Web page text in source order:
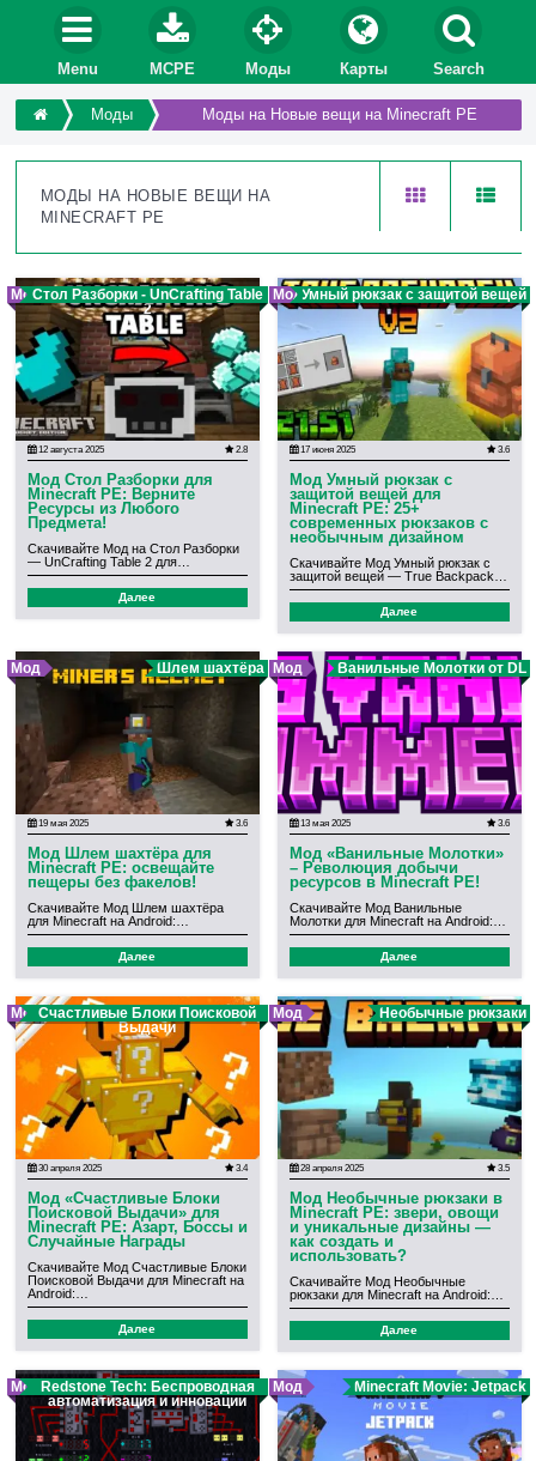
Menu MCPE Моды Карты Search
Моды Моды на Новые вещи на Minecraft PE
МОДЫ НА НОВЫЕ ВЕЩИ НА
MINECRAFT PE
МодСтол Разборки - UnCrafting Table
2
12 августа 2025 2.8
Мод Стол Разборки для
Minecraft PE: Верните
Ресурсы из Любого
Предмета!
Скачивайте Мод на Стол Разборки
— UnCrafting Table 2 для…
Далее
МодУмный рюкзак с защитой вещей
17 июня 2025 3.6
Мод Умный рюкзак с
защитой вещей для
Minecraft PE: 25+
современных рюкзаков с
необычным дизайном
Скачивайте Мод Умный рюкзак с
защитой вещей — True Backpack…
Далее
Мод Шлем шахтёра
19 мая 2025 3.6
Мод Шлем шахтёра для
Minecraft PE: освещайте
пещеры без факелов!
Скачивайте Мод Шлем шахтёра
для Minecraft на Android:…
Далее
Мод Ванильные Молотки от DL
13 мая 2025 3.6
Мод «Ванильные Молотки»
– Революция добычи
ресурсов в Minecraft PE!
Скачивайте Мод Ванильные
Молотки для Minecraft на Android:…
Далее
МодСчастливые Блоки Поисковой
Выдачи
30 апреля 2025 3.4
Мод «Счастливые Блоки
Поисковой Выдачи» для
Minecraft PE: Азарт, Боссы и
Случайные Награды
Скачивайте Мод Счастливые Блоки
Поисковой Выдачи для Minecraft на
Android:…
Далее
Мод Необычные рюкзаки
28 апреля 2025 3.5
Мод Необычные рюкзаки в
Minecraft PE: звери, овощи
и уникальные дизайны —
как создать и
использовать?
Скачивайте Мод Необычные
рюкзаки для Minecraft на Android:…
Далее
Мод Redstone Tech: Беспроводная
автоматизация и инновации
Мод Minecraft Movie: Jetpack